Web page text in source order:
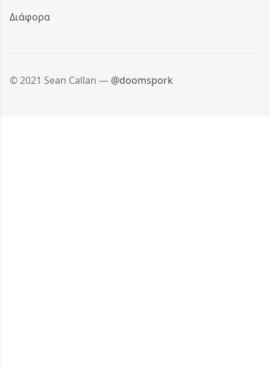
Διάφορα
© 2021 Sean Callan — @doomspork